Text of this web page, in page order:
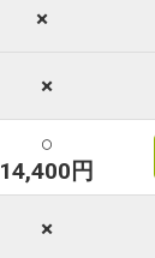
×
×
○
14,400円
×